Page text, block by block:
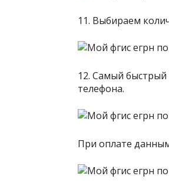
11. Выбираем
12. Самый быстрый
телефона.
При оплате